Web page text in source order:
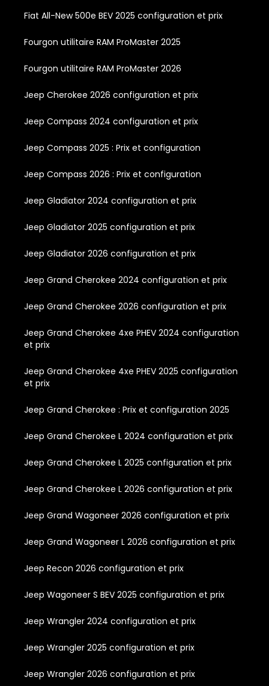
Fiat All-New 500e BEV 2025 configuration et prix
Fourgon utilitaire RAM ProMaster 2025
Fourgon utilitaire RAM ProMaster 2026
Jeep Cherokee 2026 configuration et prix
Jeep Compass 2024 configuration et prix
Jeep Compass 2025 : Prix et configuration
Jeep Compass 2026 : Prix et configuration
Jeep Gladiator 2024 configuration et prix
Jeep Gladiator 2025 configuration et prix
Jeep Gladiator 2026 configuration et prix
Jeep Grand Cherokee 2024 configuration et prix
Jeep Grand Cherokee 2026 configuration et prix
Jeep Grand Cherokee 4xe PHEV 2024 configuration
et prix
Jeep Grand Cherokee 4xe PHEV 2025 configuration
et prix
Jeep Grand Cherokee : Prix et configuration 2025
Jeep Grand Cherokee L 2024 configuration et prix
Jeep Grand Cherokee L 2025 configuration et prix
Jeep Grand Cherokee L 2026 configuration et prix
Jeep Grand Wagoneer 2026 configuration et prix
Jeep Grand Wagoneer L 2026 configuration et prix
Jeep Recon 2026 configuration et prix
Jeep Wagoneer S BEV 2025 configuration et prix
Jeep Wrangler 2024 configuration et prix
Jeep Wrangler 2025 configuration et prix
Jeep Wrangler 2026 configuration et prix